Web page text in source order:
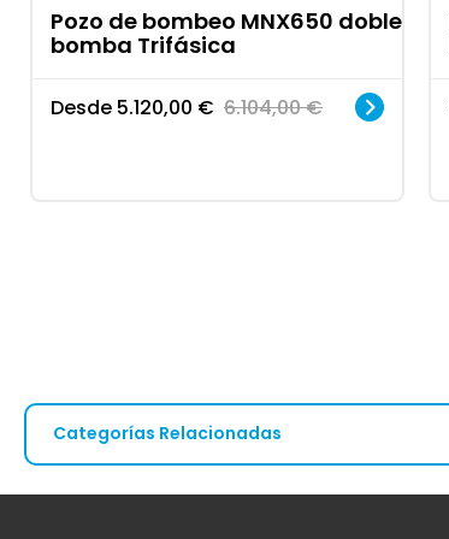
Pozo de bombeo MNX650 doble
bomba Trifásica
Desde 5.120,00 € 6.104,00€
Categorías Relacionadas